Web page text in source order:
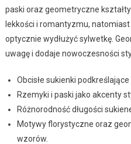
paski oraz geometryczne kształty.
lekkości i romantyzmu,
optycznie wydłużyć sylwetkę.
uwagę i dodaje nowoczesności
Obcisłe sukienki
Rzemyki i paski jako akcenty
Różnorodność długości
Motywy florystyczne oraz
wzorów.